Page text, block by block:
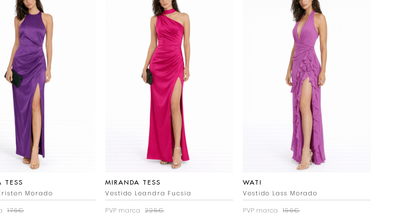
TESS
Morado
176€
MIRANDA TESS
Vestido Leandra Fucsia
PVP marca
225€
WATI
Vestido Lass Morado
PVP marca
196€